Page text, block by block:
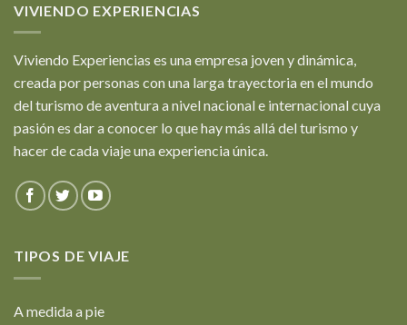
VIVIENDO EXPERIENCIAS
Viviendo Experiencias es una empresa joven y dinámica,
creada por personas con una larga trayectoria en el mundo
del turismo de aventura a nivel nacional e internacional cuya
pasión es dar a conocer lo que hay más allá del turismo y
hacer de cada viaje una experiencia única.
TIPOS DE VIAJE
A medida a pie